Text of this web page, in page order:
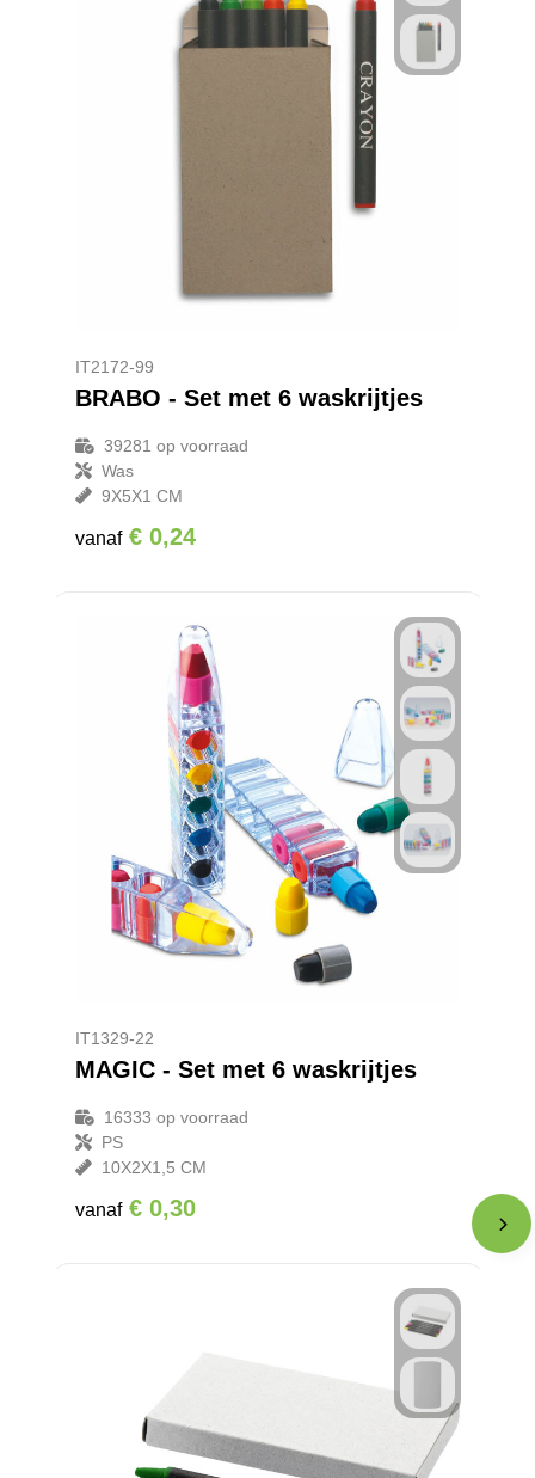
IT2172-99
BRABO - Set met 6 waskrijtjes
39281 op voorraad
Was
9X5X1 CM
vanaf € 0,24
IT1329-22
MAGIC - Set met 6 waskrijtjes
16333 op voorraad
PS
10X2X1,5 CM
vanaf € 0,30